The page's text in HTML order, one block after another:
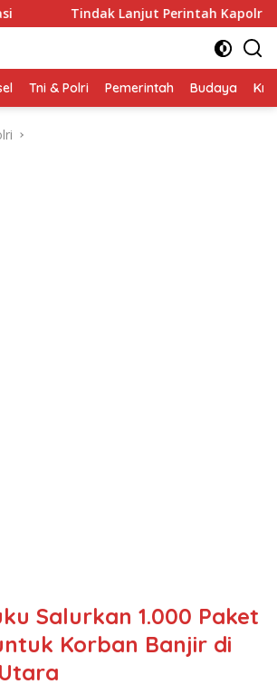
Perintah Kapolres Mesuji, Seluruh
Tni & Polri Pemerintah Budaya
Salurkan 1.000 Paket
Korban Banjir di